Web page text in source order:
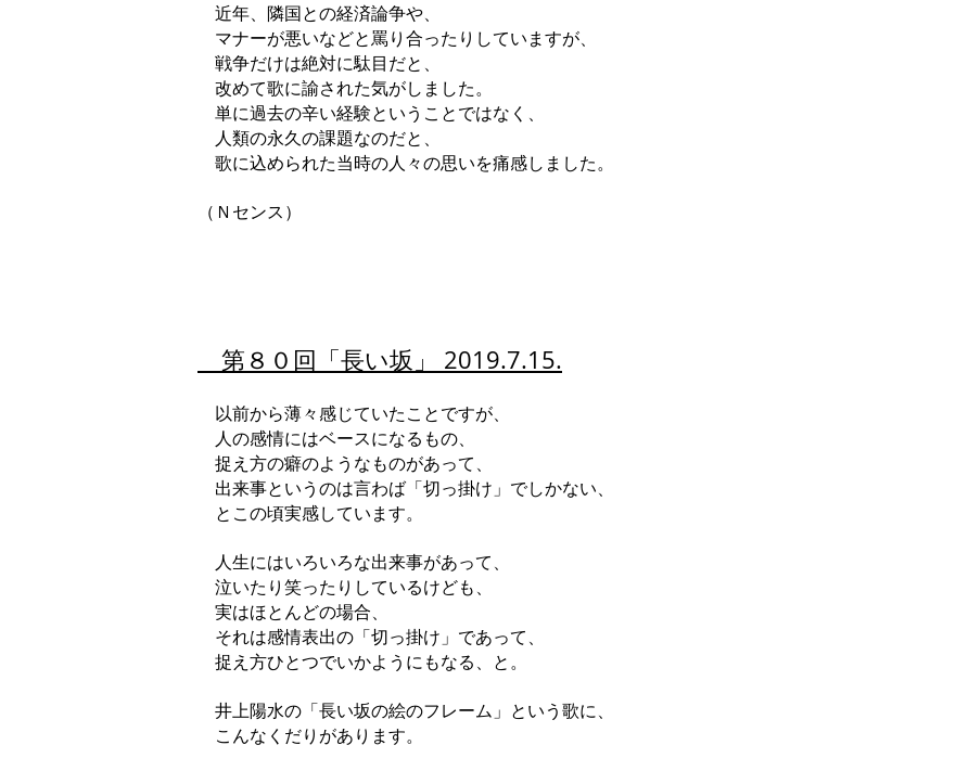
近年、隣国との経済論争や、
マナーが悪いなどと罵り合ったりしていますが、
戦争だけは絶対に駄目だと、
改めて歌に諭された気がしました。
単に過去の辛い経験ということではなく、
人類の永久の課題なのだと、
歌に込められた当時の人々の思いを痛感しました。
（Ｎセンス）
第 ８０回「長い坂」 2019.7.15.
以前から薄々感じていたことですが、
人の感情にはベースになるもの、
捉え方の癖のようなものがあって、
出来事というのは言わば「切っ掛け」でしかない、
とこの頃実感しています。
人生にはいろいろな出来事があって、
泣いたり笑ったりしているけども、
実はほとんどの場合、
それは感情表出の「切っ掛け」であって、
捉え方ひとつでいかようにもなる、と。
井上陽水の「長い坂の絵のフレーム」という歌に、
こんなくだりがあります。